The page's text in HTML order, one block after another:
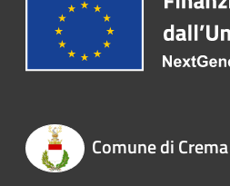
Comune di Crema